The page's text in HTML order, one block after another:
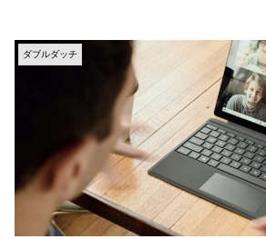
ダブルダッチ